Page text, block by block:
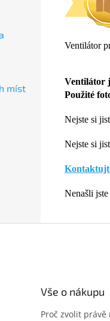
míst
Ventilátor
Ventilátor
Použité
Nejste si
Nejste si
Nenašli
Vše o nákupu
Proč zvolit právě